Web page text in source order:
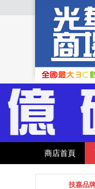
商店首頁
技嘉品